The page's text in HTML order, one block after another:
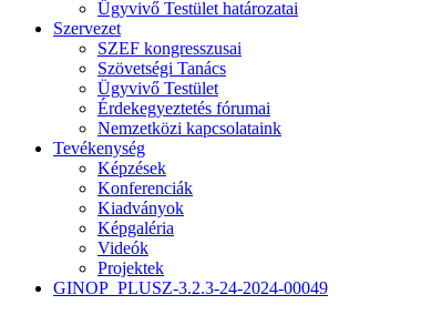
Ügyvivő Testület határozatai
Szervezet
SZEF kongresszusai
Szövetségi Tanács
Ügyvivő Testület
Érdekegyeztetés fórumai
Nemzetközi kapcsolataink
Tevékenység
Képzések
Konferenciák
Kiadványok
Képgaléria
Videók
Projektek
GINOP_PLUSZ-3.2.3-24-2024-00049